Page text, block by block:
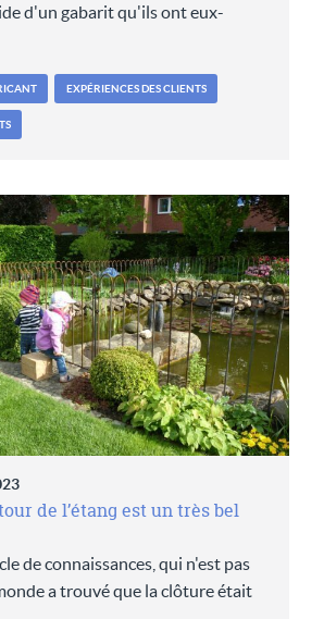
d'un gabarit qu'ils ont eux-
EXPÉRIENCES DES CLIENTS
de l’étang est un très bel
de connaissances, qui n'est pas
a trouvé que la clôture était